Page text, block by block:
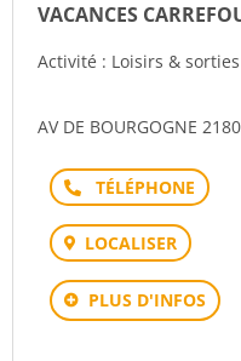
VACANCES
Activité : Loisirs &
AV DE BOURGOGNE
Téléphone
LOCALISER
PLUS D'INFOS